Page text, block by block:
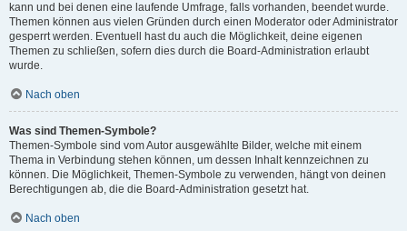
kann und bei denen eine laufende Umfrage, falls vorhanden, beendet wurde.
Themen können aus vielen Gründen durch einen Moderator oder Administrator
gesperrt werden. Eventuell hast du auch die Möglichkeit, deine eigenen
Themen zu schließen, sofern dies durch die Board-Administration erlaubt
wurde.
Nach oben
Was sind Themen-Symbole?
Themen-Symbole sind vom Autor ausgewählte Bilder, welche mit einem
Thema in Verbindung stehen können, um dessen Inhalt kennzeichnen zu
können. Die Möglichkeit, Themen-Symbole zu verwenden, hängt von deinen
Berechtigungen ab, die die Board-Administration gesetzt hat.
Nach oben